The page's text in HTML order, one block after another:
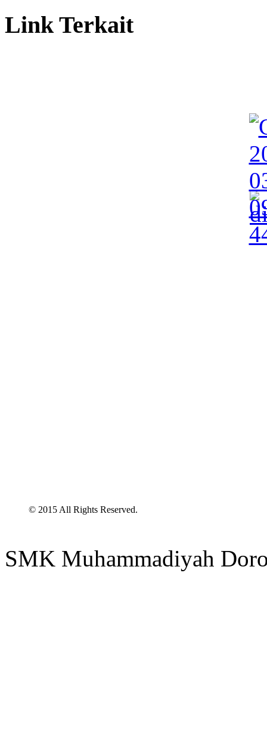
Link Terkait
© 2015 All Rights Reserved.
SMK Muhammadiyah